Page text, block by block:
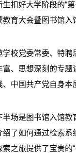
生扣好大学阶段的“
教育大会暨图书馆入
学校党委常委、特聘
富、思想深刻的专题
、中国共产党自身本
半场是图书馆入馆
绍了如何通过检索
之旅提供了宝贵的